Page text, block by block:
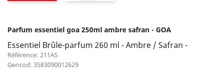
Parfum essentiel goa 250ml ambre safran - GOA
Essentiel Brûle-parfum 260 ml - Ambre / Safran -
Référence: 211AS
Gencod: 3583090012629